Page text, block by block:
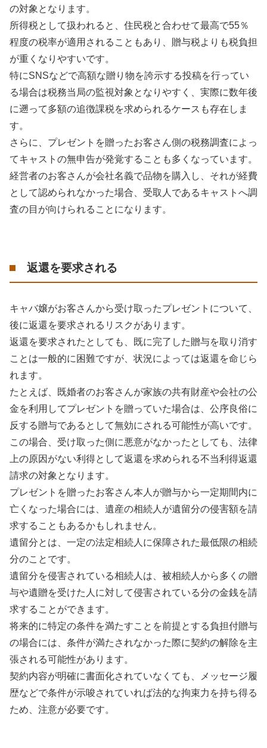
の対象となります。
所得税として扱われると、住民税と合わせて最高で55％
程度の税率が適用されることもあり、贈与税よりも税負担
が重くなりやすいです。
特にSNSなどで高額な贈り物を誇示する投稿を行ってい
る場合は税務当局の監視対象となりやすく、実際に数年後
に遡って多額の追徴課税を求められるケースも存在しま
す。
さらに、プレゼントを贈ったお客さん側の税務調査によっ
てキャストの無申告が発覚することも多くなっています。
経営者のお客さんが会社名義で品物を購入し、それが経費
として認められなかった場合、受取人であるキャストへ調
査の目が向けられることになります。
返還を要求される
キャバ嬢がお客さんから受け取ったプレゼントについて、
後に返還を要求されるリスクがあります。
返還を要求されたとしても、既に完了した贈与を取り消す
ことは一般的に困難ですが、状況によっては返還を命じら
れます。
たとえば、既婚者のお客さんが家族の共有財産や会社の公
金を利用してプレゼントを贈っていた場合は、公序良俗に
反する贈与であるとして無効にされる可能性が高いです。
この場合、受け取った側に悪意がなかったとしても、法律
上の原因がない利得として返還を求められる不当利得返還
請求の対象となります。
プレゼントを贈ったお客さん本人が贈与から一定期間内に
亡くなった場合には、遺産の相続人が遺留分の侵害額を請
求することもあるかもしれません。
遺留分とは、一定の法定相続人に保障された最低限の相続
分のことです。
遺留分を侵害されている相続人は、被相続人から多くの贈
与や遺贈を受けた人に対して侵害されている分の金銭を請
求することができます。
将来的に特定の条件を満たすことを前提とする負担付贈与
の場合には、条件が満たされなかった際に契約の解除を主
張される可能性があります。
契約内容が明確に書面化されていなくても、メッセージ履
歴などで条件が示唆されていれば法的な拘束力を持ち得る
ため、注意が必要です。